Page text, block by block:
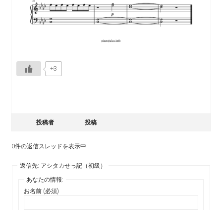
+3
投稿者 投稿
0件の返信スレッドを表示中
返信先: アシタカせっ記（初級）
あなたの情報:
お名前 (必須)